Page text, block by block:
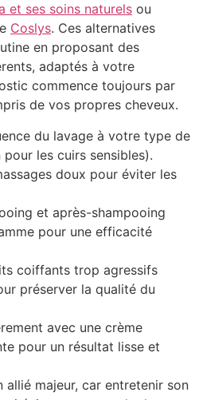
et ses soins naturels ou
Coslys. Ces alternatives
en proposant des
adaptés à votre
commence toujours par
de vos propres cheveux.
du lavage à votre type de
les cuirs sensibles).
doux pour éviter les
et après-shampooing
pour une efficacité
coiffants trop agressifs
préserver la qualité du
avec une crème
pour un résultat lisse et
allié majeur, car entretenir son